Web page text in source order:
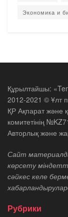
Экономика и
Құрылтайшы:
2012-2021 © Ұлт
ҚР Ақпарат және
комитетінің
Авторлық және
Сайт
көрсету
сәйкес келе
Рубрики